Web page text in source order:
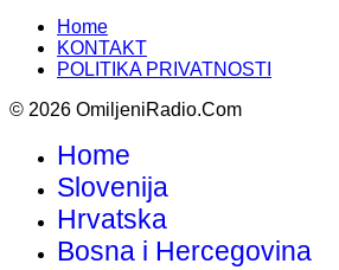
Home
KONTAKT
POLITIKA PRIVATNOSTI
© 2026 OmiljeniRadio.Com
Home
Slovenija
Hrvatska
Bosna i Hercegovina